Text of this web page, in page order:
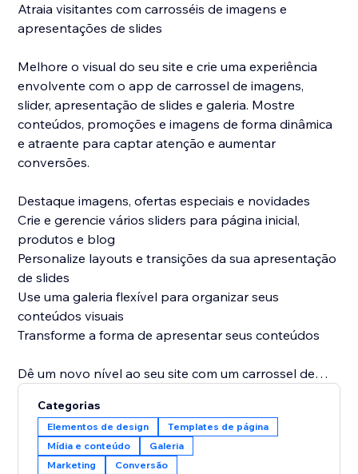
Atraia visitantes com carrosséis de imagens e
apresentações de slides
Melhore o visual do seu site e crie uma experiência
envolvente com o app de carrossel de imagens,
slider, apresentação de slides e galeria. Mostre
conteúdos, promoções e imagens de forma dinâmica
e atraente para captar atenção e aumentar
conversões.
Destaque imagens, ofertas especiais e novidades
Crie e gerencie vários sliders para página inicial,
produtos e blog
Personalize layouts e transições da sua apresentação
de slides
Use uma galeria flexível para organizar seus
conteúdos visuais
Transforme a forma de apresentar seus conteúdos
Dê um novo nível ao seu site com um carrossel de
apresentações de slides e galerias que fazem a
diferença.
Categorias
Elementos de design
Templates de página
Mídia e conteúdo
Galeria
Marketing
Conversão